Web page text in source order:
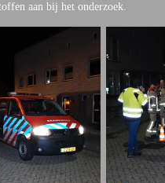
aan bij het onderzoek.